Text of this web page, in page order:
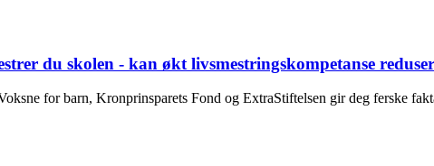
du skolen - kan økt livsmestringskompetanse
for barn, Kronprinsparets Fond og ExtraStiftelsen gir deg ferske